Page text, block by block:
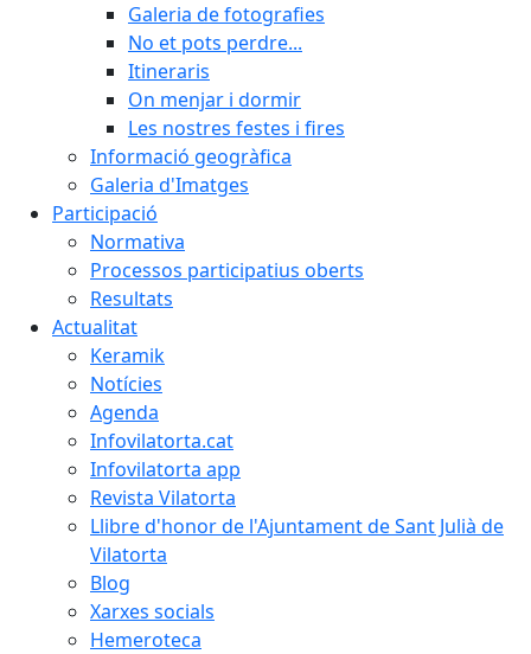
Galeria de fotografies
No et pots perdre...
Itineraris
On menjar i dormir
Les nostres festes i fires
Informació geogràfica
Galeria d'Imatges
Participació
Normativa
Processos participatius oberts
Resultats
Actualitat
Keramik
Notícies
Agenda
Infovilatorta.cat
Infovilatorta app
Revista Vilatorta
Llibre d'honor de l'Ajuntament de Sant Julià de
Vilatorta
Blog
Xarxes socials
Hemeroteca